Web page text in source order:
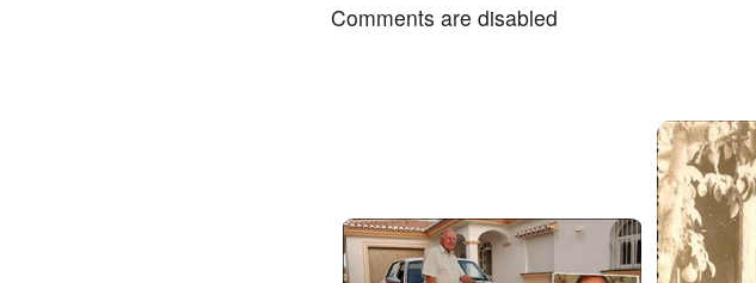
Comments are disabled